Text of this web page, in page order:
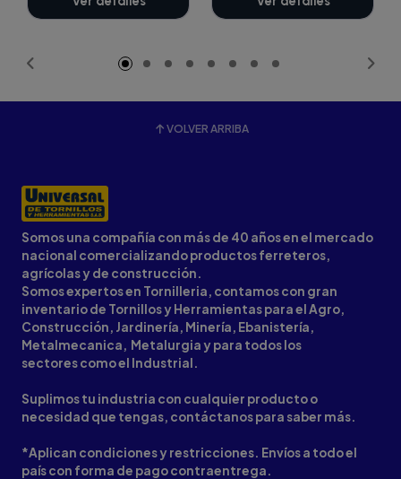
VOLVER ARRIBA
Somos una compañía con más de 40 años en el mercado
nacional comercializando productos ferreteros,
agrícolas y de construcción.
Somos expertos en Tornilleria, contamos con gran
inventario de Tornillos y Herramientas para el Agro,
Construcción, Jardinería, Minería, Ebanistería,
Metalmecanica, Metalurgia y para todos los
sectores como el Industrial.
Suplimos tu industria con cualquier producto o
necesidad que tengas, contáctanos para saber más.
*Aplican condiciones y restricciones. Envíos a todo el
país con forma de pago contraentrega.